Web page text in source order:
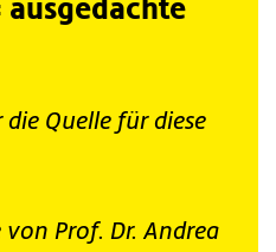
die Quelle für diese
von Prof. Dr. Andrea